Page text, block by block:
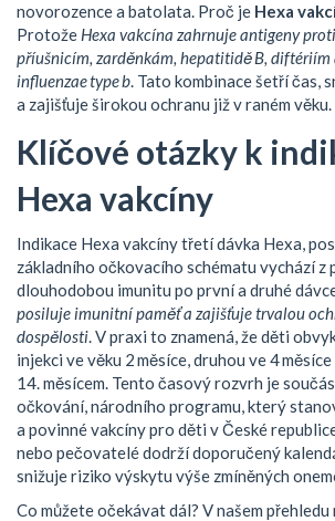
novorozence a batolata. Proč je Hexa
Protože Hexa vakcína zahrnuje antigeny
příušnicím, zarděnkám, hepatitidě B, diftériím
influenzae type b. Tato kombinace šetří čas,
a zajišťuje širokou ochranu již v raném věku.
Klíčové otázky k
Hexa vakcíny
Indikace Hexa vakcínytřetí dávka Hexa
základního očkovacího schématu vychází z
dlouhodobou imunitu po první a druhé
posiluje imunitní paměť a zajišťuje trvalou
dospělosti . V praxi to znamená, že děti
injekci ve věku 2 měsíce, druhou ve 4
14. měsícem. Tento časový rozvrh je
očkování, národního programu, který
a povinné vakcíny pro děti v České
nebo pečovatelé dodrží doporučený
snižuje riziko výskytu výše zmíněných
Co můžete očekávat dál? V našem